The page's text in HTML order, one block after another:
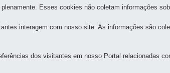
DO ESTADO DO PARANÁ
Esses cookies não coletam informações
interagem com nosso site. As informações são
dos visitantes em nosso Portal relacionadas